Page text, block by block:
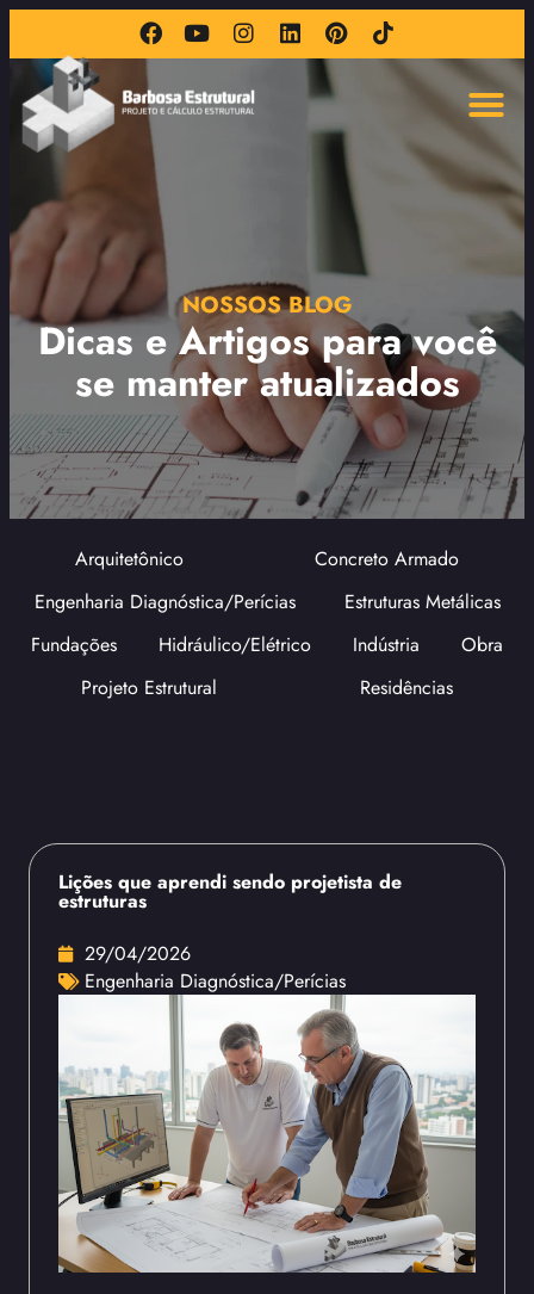
NOSSOS BLOG
Dicas e Artigos para você
se manter atualizados
Arquitetônico
Concreto Armado
Engenharia Diagnóstica/Perícias
Estruturas Metálicas
Fundações
Hidráulico/Elétrico Indústria
Obra
Projeto Estrutural
Residências
Lições que aprendi sendo projetista de
estruturas
29/04/2026
Engenharia Diagnóstica/Perícias